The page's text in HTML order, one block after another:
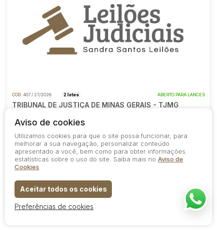
COD. 407 / 27/2026 2 lotes ABERTO PARA LANCES
TRIBUNAL DE JUSTIÇA DE MINAS GERAIS - TJMG
SOMENTE ONLINE
1º Leilão
Data do encerramento
22/07/2026
A partir das
10:00
2º Leilão
Data do encerramento
20/08/2026
A partir das
10:20
88 2 1
Aviso de cookies
Utilizamos cookies para que o site possa funcionar, para
melhorar a sua navegação, personalizar conteúdo
apresentado a você, bem como para obter informações
estatísticas sobre o uso do site. Saiba mais no Aviso de
Cookies
Aceitar todos os cookies
Preferências de cookies